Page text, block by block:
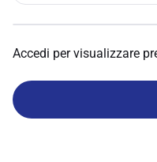
Accedi per visualizzare